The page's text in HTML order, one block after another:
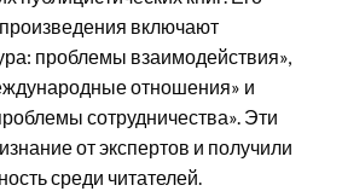
включают
проблемы взаимодействия»,
отношения» и
сотрудничества». Эти
от экспертов и получили
среди читателей.